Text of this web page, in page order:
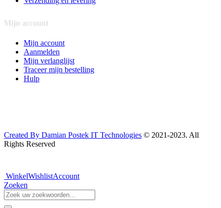
Mijn account
Mijn account
Aanmelden
Mijn verlanglijst
Traceer mijn bestelling
Hulp
Created By Damian Postek IT Technologies © 2021-2023. All
Rights Reserved
WinkelWishlistAccount
Zoeken